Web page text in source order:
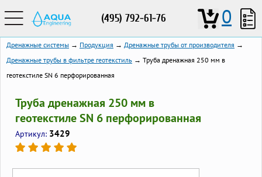
(495) 792-61-76 0
Дренажные системы → Продукция → Дренажные трубы от производителя →
Дренажные трубы в фильтре геотекстиль → Труба дренажная 250 мм в
геотекстиле SN 6 перфорированная
Труба дренажная 250 мм в
геотекстиле SN 6 перфорированная
Артикул: 3429